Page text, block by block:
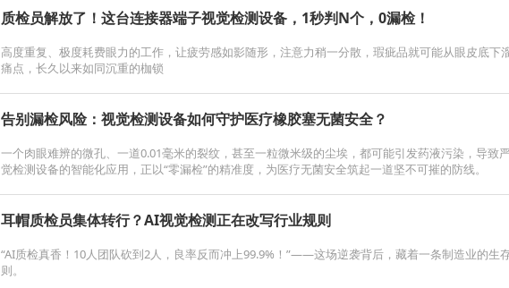
质检员解放了！这台连接器端子视觉检测设备，1秒判N个，0漏检！
高度重复、极度耗费眼力的工作，让疲劳感如影随形，注意力稍一分散，瑕疵品就可能从眼皮底
痛点，长久以来如同沉重的枷锁
告别漏检风险：视觉检测设备如何守护医疗橡胶塞无菌安全？
一个肉眼难辨的微孔、一道0.01毫米的裂纹，甚至一粒微米级的尘埃，都可能引发药液污染，导
觉检测设备​的智能化应用，正以“零漏检”的精准度，为医疗无菌安全筑起一道坚不可摧的防线。
耳帽质检员集体转行？AI视觉检测正在改写行业规则
“AI质检​真香！10人团队砍到2人，良率反而冲上99.9%！”——这场逆袭背后，藏着一条制造业的生
则。